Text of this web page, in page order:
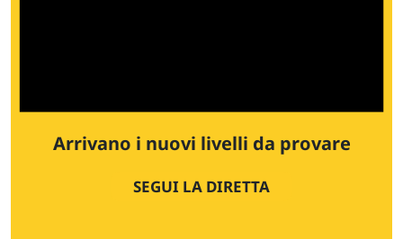
Arrivano i nuovi livelli da provare
SEGUI LA DIRETTA